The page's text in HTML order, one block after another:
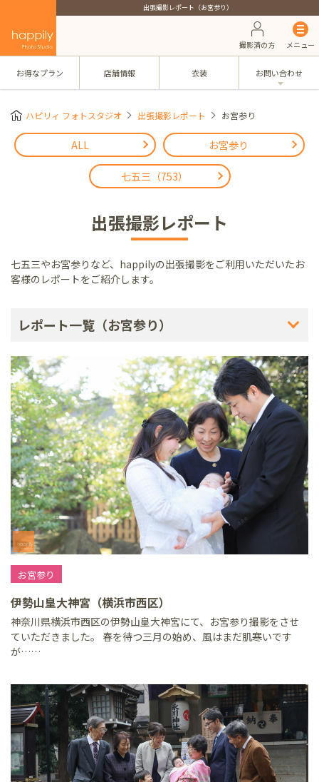
出張撮影レポート（お宮参り）
撮影済の方 メニュー
お得なプラン 店舗情報 衣装 お問い合わせ
ハピリィ フォトスタジオ 出張撮影レポート お宮参り
ALL お宮参り
七五三（753）
出張撮影レポート
七五三やお宮参りなど、happilyの出張撮影をご利用いただいたお
客様のレポートをご紹介します。
レポート一覧（お宮参り）
お宮参り
伊勢山皇大神宮（横浜市西区）
神奈川県横浜市西区の伊勢山皇大神宮にて、お宮参り撮影をさせ
ていただきました。 春を待つ三月の始め、風はまだ肌寒いです
が……